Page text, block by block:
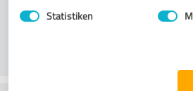
Statistiken